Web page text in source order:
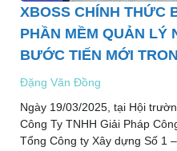
XBOSS CHÍNH THỨC
PHẦN MỀM QUẢN LÝ
BƯỚC TIẾN MỚI
Đặng Văn Đồng
Ngày 19/03/2025, tại Hội
Công Ty TNHH Giải Pháp
Tổng Công ty Xây dựng Số 1 –